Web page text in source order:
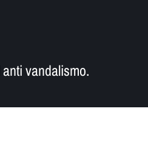
vandalismo.